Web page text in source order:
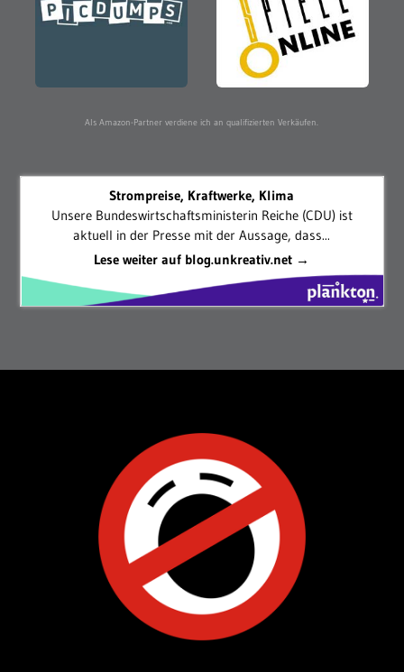
Als Amazon-Partner verdiene ich an qualifizierten Verkäufen.
Strompreise, Kraftwerke, Klima
Unsere Bundeswirtschaftsministerin Reiche (CDU) ist
aktuell in der Presse mit der Aussage, dass...
Lese weiter auf blog.unkreativ.net →